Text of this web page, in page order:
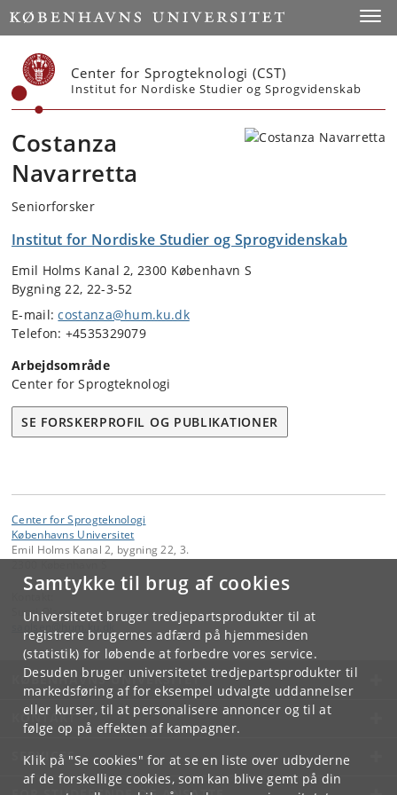
Samtykke til brug af cookies
Universitetet bruger tredjepartsprodukter til at
registrere brugernes adfærd på hjemmesiden
(statistik) for løbende at forbedre vores service.
Desuden bruger universitetet tredjepartsprodukter til
markedsføring af for eksempel udvalgte uddannelser
eller kurser, til at personalisere annoncer og til at
følge op på effekten af kampagner.
Klik på "Se cookies" for at se en liste over udbyderne
af de forskellige cookies, som kan blive gemt på din
Start
Center for Sprogteknologi (CST)
Institut for Nordiske Studier og Sprogvidenskab
Costanza
Navarretta
Seniorforsker
Institut for Nordiske Studier og Sprogvidenskab
Emil Holms Kanal 2, 2300 København S
Bygning 22, 22-3-52
E-mail:costanza@hum.ku.dk
Telefon: +4535329079
Arbejdsområde
Center for Sprogteknologi
SE FORSKERPROFIL OG PUBLIKATIONER
Center for Sprogteknologi
Københavns Universitet
Emil Holms Kanal 2, bygning 22, 3.
Sussi Olsen
KØBENHAVNS UNIVERSITET
KONTAKT
SERVICES